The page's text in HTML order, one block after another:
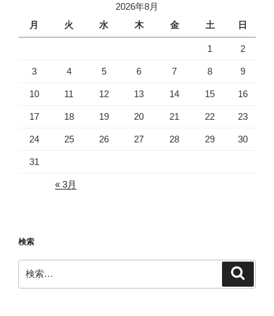
2026年8月
月
火 水 木 金 土 日
1 2
3 4 5 6 7 8 9
10 11 12 13 14 15 16
17 18 19 20 21 22 23
24 25 26 27 28 29 30
31
« 3月
検索
索: